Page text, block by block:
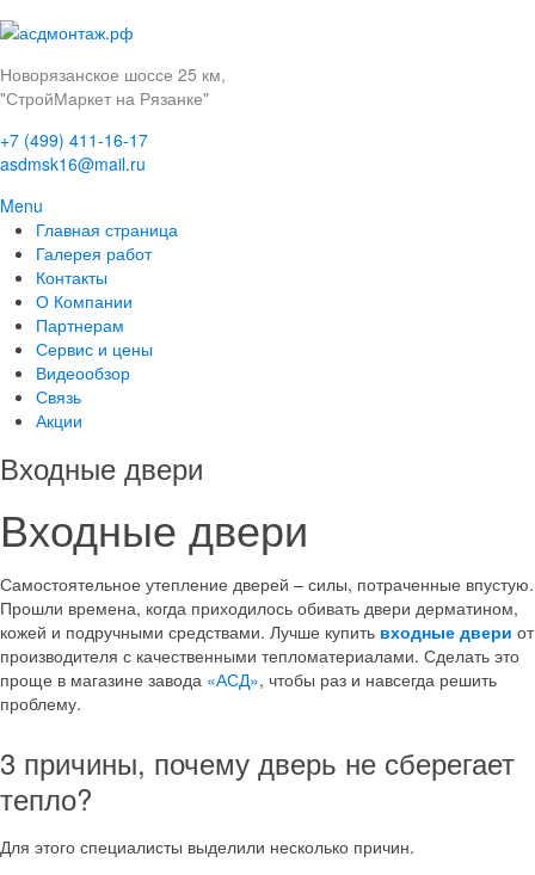
Новорязанское шоссе 25 км,
"СтройМаркет на Рязанке"
+7 (499) 411-16-17
asdmsk16@mail.ru
Menu
Главная страница
Галерея работ
Контакты
О Компании
Партнерам
Сервис и цены
Видеообзор
Связь
Акции
Входные двери
Входные двери
Самостоятельное утепление дверей – силы, потраченные впустую.
Прошли времена, когда приходилось обивать двери дерматином,
кожей и подручными средствами. Лучше купить входные двери от
производителя с качественными тепломатериалами. Сделать это
проще в магазине завода «АСД», чтобы раз и навсегда решить
проблему.
3 причины, почему дверь не сберегает
тепло?
Для этого специалисты выделили несколько причин.